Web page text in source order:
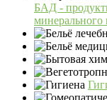
БАД -
минерального